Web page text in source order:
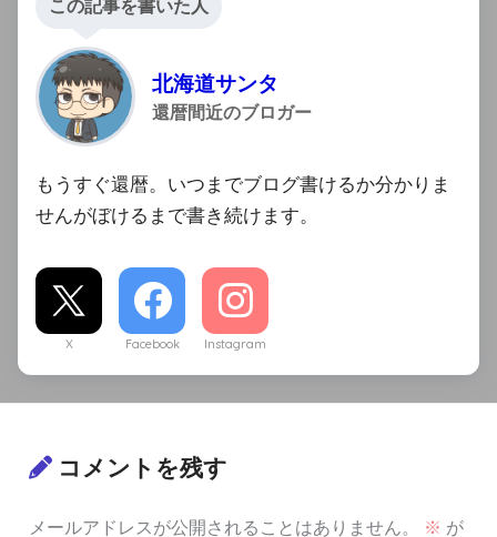
この記事を書いた人
北海道サンタ
還暦間近のブロガー
もうすぐ還暦。いつまでブログ書けるか分かりま
せんがぼけるまで書き続けます。
X Facebook Instagram
コメントを残す
メールアドレスが公開されることはありません。 ※ が